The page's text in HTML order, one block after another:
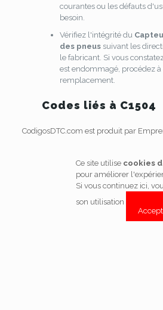
courantes ou les défauts
besoin.
Vérifiez l'intégrité du
des pneussuivant les
le fabricant. Si vous
est endommagé, procédez à
remplacement.
Codes liés à C1504
CodigosDTC.com est produit par
Ce site utilise cookies
pour améliorer
Si vous continuez ici,
son utilisation